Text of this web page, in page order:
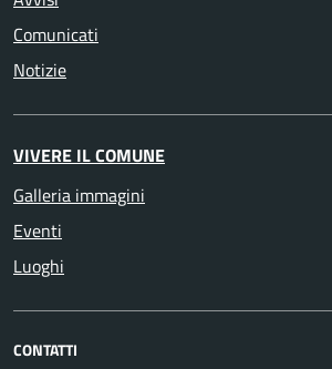
Comunicati
Notizie
VIVERE IL COMUNE
Galleria immagini
Eventi
Luoghi
CONTATTI